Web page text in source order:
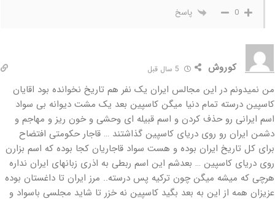
0 پاسخ
کوروش
من نمیدونم در این مجالس ایران یک نفر هم تاریخ نخوانده بود اقایان
کاسپین درسته تمام دنیا میگن کاسپین بعد یک مشت دیوانه بی سواد
اسم ایرانی رو حذف کردن و اسم قبیله ای وحشی و خون ریز و مهاجم و
دشمن ایران رو روی دریای کاسپین گذاشتند … قاجار حکومتی افتضاح
برای کل تاریخ ایران بوده و هست سواد قاجاریان کجا بوده که اسم بزارن
روی دریای کاسپین … بعدشم این اسم ربطی به اذری زبانهای ایران نداره
هرچی که میشه میگن چون ترکیه پس درسته.. مرز ایران تا داغستان بوده
عزیزان همه از این به بعد بگید کاسپین نه خزر تا شاید مجلسی باسواد و